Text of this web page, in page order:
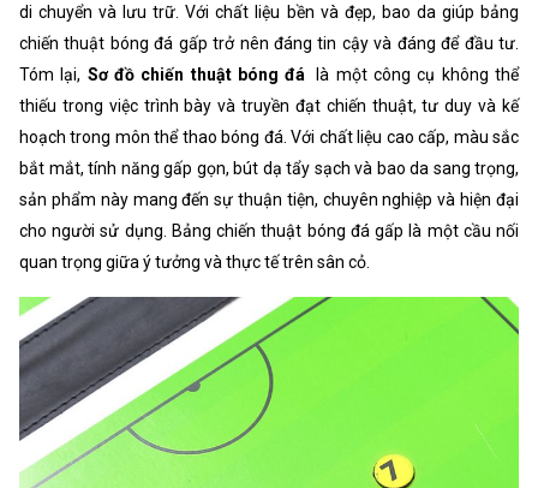
di chuyển và lưu trữ. Với chất liệu bền và đẹp, bao da giúp bảng
chiến thuật bóng đá gấp trở nên đáng tin cậy và đáng để đầu tư.
Tóm lại, Sơ đồ chiến thuật bóng đá
là một công cụ không thể
thiếu trong việc trình bày và truyền đạt chiến thuật, tư duy và kế
hoạch trong môn thể thao bóng đá. Với chất liệu cao cấp, màu sắc
bắt mắt, tính năng gấp gọn, bút dạ tẩy sạch và bao da sang trọng,
sản phẩm này mang đến sự thuận tiện, chuyên nghiệp và hiện đại
cho người sử dụng. Bảng chiến thuật bóng đá gấp là một cầu nối
quan trọng giữa ý tưởng và thực tế trên sân cỏ.